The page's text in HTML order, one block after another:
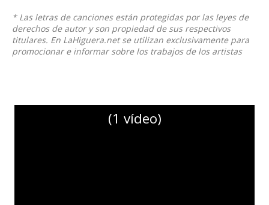
* Las letras de canciones están protegidas por las leyes de
derechos de autor y son propiedad de sus respectivos
titulares. En LaHiguera.net se utilizan exclusivamente para
promocionar e informar sobre los trabajos de los artistas
(1 vídeo)